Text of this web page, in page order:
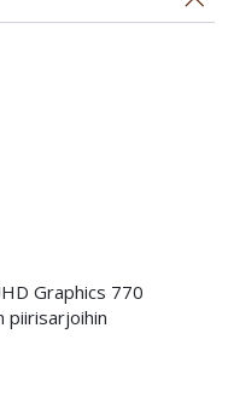
Graphics 770